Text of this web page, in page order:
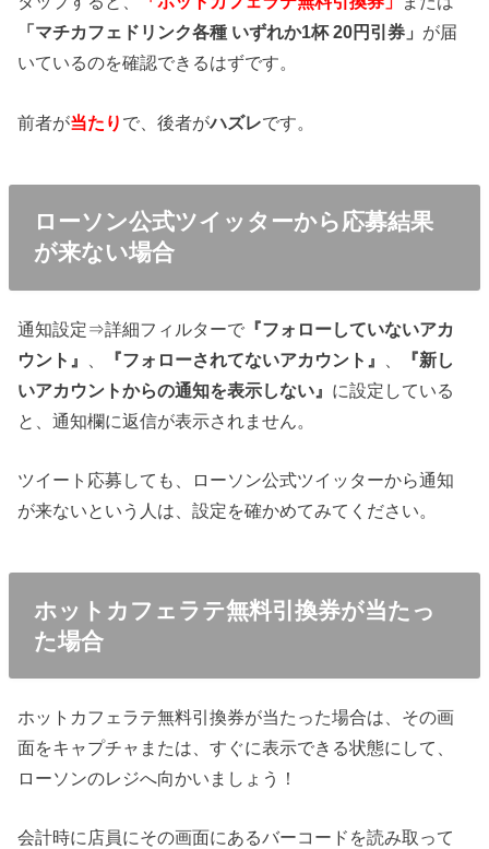
「マチカフェドリンク各種 いずれか1杯 20円引券」 が届
いているのを確認できるはずです。
前者が当たり で、後者がハズレです。
ローソン公式ツイッターから応募結果
が来ない場合
通知設定⇒詳細フィルターで 『フォローしていないアカ
ウント』
『フォローされてないアカウント』
『新し
いアカウントからの通知を表示しない』 に設定している
と、通知欄に返信が表示されません。
ツイート応募しても、ローソン公式ツイッターから通知
が来ないという人は、設定を確かめてみてください。
ホットカフェラテ無料引換券が当たっ
た場合
ホットカフェラテ無料引換券が当たった場合は、その画
面をキャプチャまたは、すぐに表示できる状態にして、
ローソンのレジへ向かいましょう！
会計時に店員にその画面にあるバーコードを読み取って